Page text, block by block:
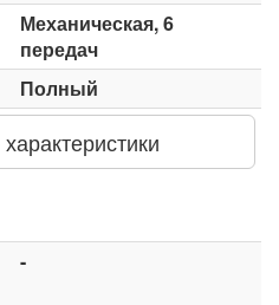
Механическая, 6
передач
Полный
-